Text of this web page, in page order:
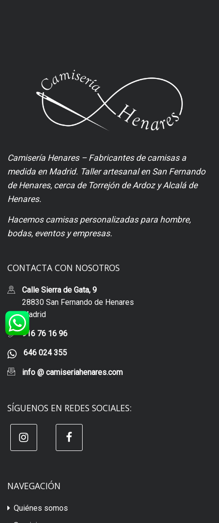
Camisería Henares – Fabricantes de camisas a
medida en Madrid. Taller artesanal en San Fernando
de Henares, cerca de Torrejón de Ardoz y Alcalá de
Henares.
Hacemos camisas personalizadas para hombre,
bodas, eventos y empresas.
CONTACTA CON NOSOTROS
Calle Sierra de Gata, 9
28830 San Fernando de Henares
Madrid
916 76 16 96
646 024 355
info @ camiseriahenares.com
SÍGUENOS EN REDES SOCIALES:
NAVEGACIÓN
Quiénes somos